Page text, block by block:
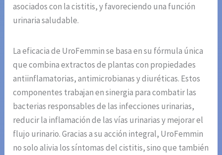
asociados con la cistitis, y favoreciendo una función
urinaria saludable.
La eficacia de UroFemmin se basa en su fórmula única
que combina extractos de plantas con propiedades
antiinflamatorias, antimicrobianas y diuréticas. Estos
componentes trabajan en sinergia para combatir las
bacterias responsables de las infecciones urinarias,
reducir la inflamación de las vías urinarias y mejorar el
flujo urinario. Gracias a su acción integral, UroFemmin
no solo alivia los síntomas del cistitis, sino que también